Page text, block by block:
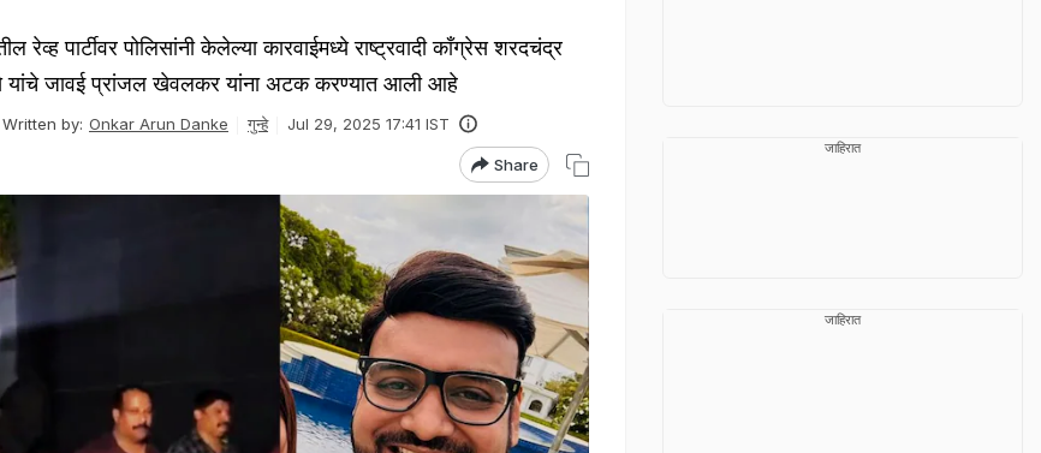
पार्टीवर पोलिसांनी केलेल्या कारवाईमध्ये राष्ट्रवादी काँग्रेस शरदचंद्र
यांचे जावई प्रांजल खेवलकर यांना अटक करण्यात आली आहे
Written by: Onkar Arun Danke गुन्हे Jul 29, 2025 17:41 IST
Share
जाहिरात
जाहिरात